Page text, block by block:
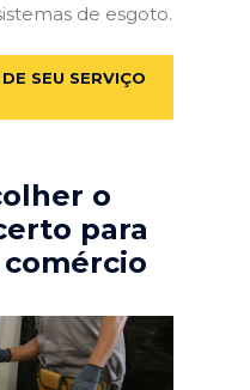
de esgoto.
SEU SERVIÇO
o
para
comércio